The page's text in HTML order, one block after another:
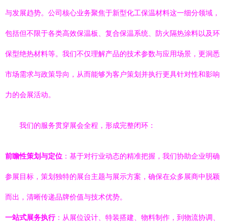
与发展趋势。公司核心业务聚焦于新型化工保温材料这一细分领域，
包括但不限于各类高效保温板、复合保温系统、防火隔热涂料以及环
保型绝热材料等。我们不仅理解产品的技术参数与应用场景，更洞悉
市场需求与政策导向，从而能够为客户策划并执行更具针对性和影响
力的会展活动。
我们的服务贯穿展会全程，形成完整闭环：
前瞻性策划与定位 ：基于对行业动态的精准把握，我们协助企业明确
参展目标，策划独特的展台主题与展示方案，确保在众多展商中脱颖
而出，清晰传递品牌价值与技术优势。
一站式展务执行：从展位设计、特装搭建、物料制作，到物流协调、